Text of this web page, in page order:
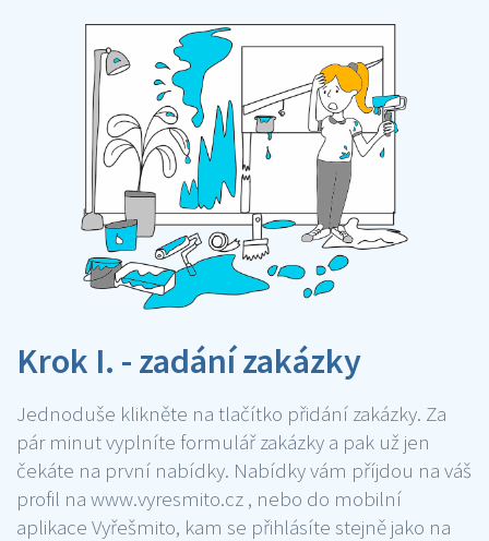
Krok I. - zadání zakázky
Jednoduše klikněte na tlačítko přidání zakázky. Za
pár minut vyplníte formulář zakázky a pak už jen
čekáte na první nabídky. Nabídky vám příjdou na váš
profil na www.vyresmito.cz , nebo do mobilní
aplikace Vyřešmito, kam se přihlásíte stejně jako na